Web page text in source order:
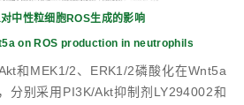
中性粒细胞ROS生成的影响
on ROS production in neutrophils
和MEK1/2、ERK1/2磷酸化在Wnt5a
分别采用PI3K/Akt抑制剂LY294002和